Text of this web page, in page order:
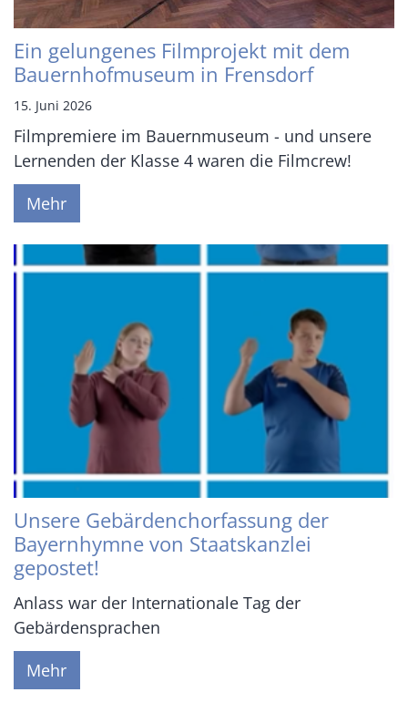
Ein gelungenes Filmprojekt mit dem
Bauernhofmuseum in Frensdorf
15. Juni 2026
Filmpremiere im Bauernmuseum - und unsere
Lernenden der Klasse 4 waren die Filmcrew!
Mehr
Unsere Gebärdenchorfassung der
Bayernhymne von Staatskanzlei
gepostet!
Anlass war der Internationale Tag der
Gebärdensprachen
Mehr